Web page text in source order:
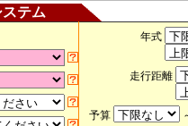
テム
年式
走行距離
予算